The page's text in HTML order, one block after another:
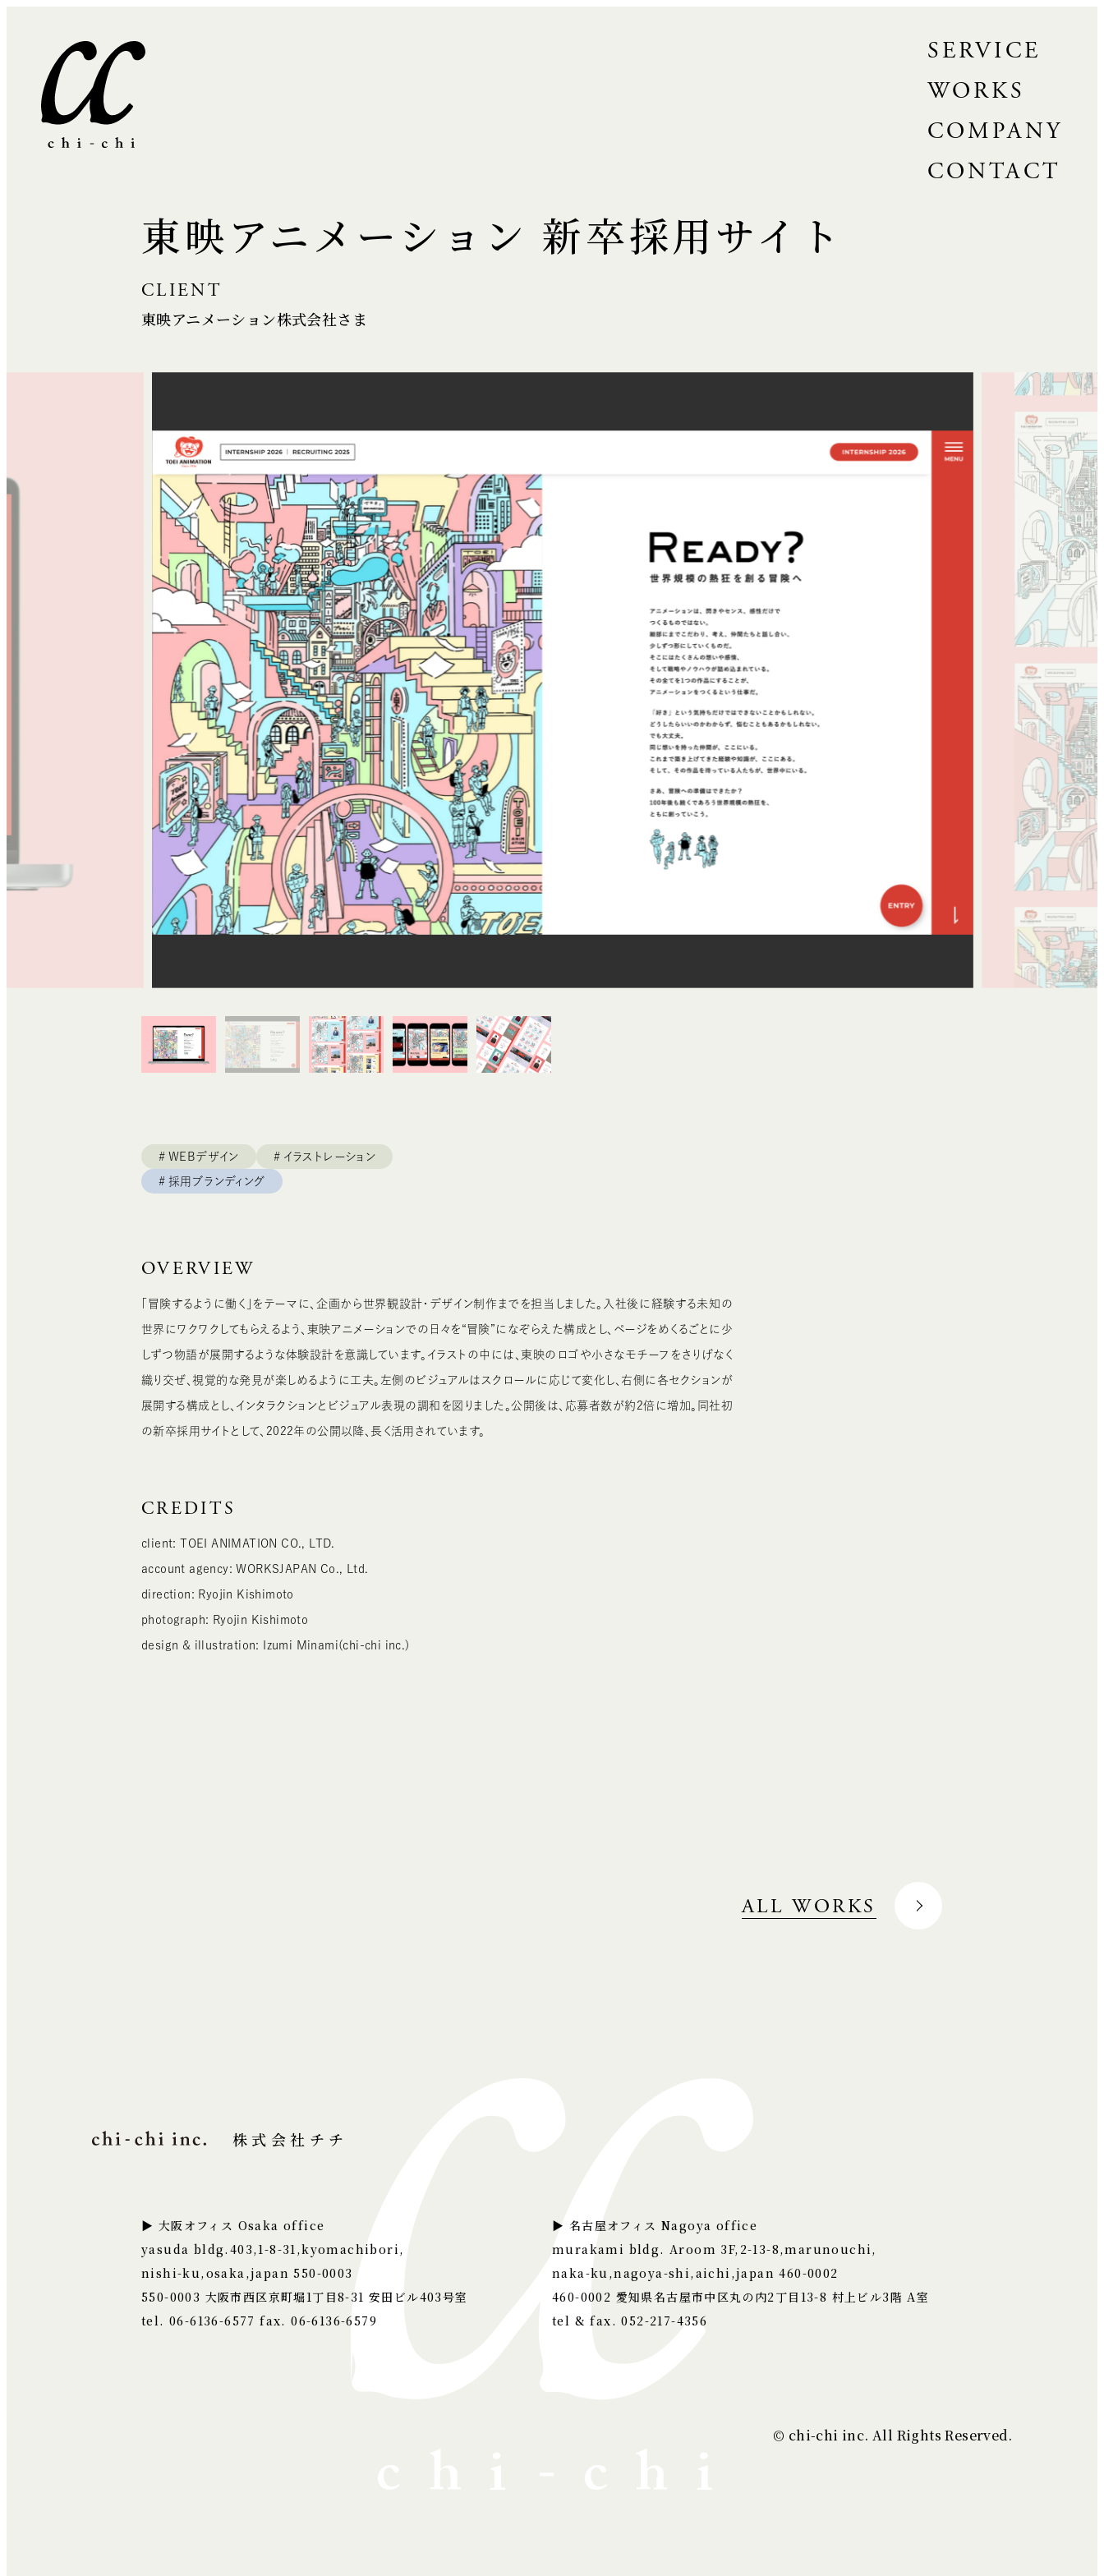
SERVICE
WORKS
COMPANY
CONTACT
東映アニメーション 新卒採用サイト
CLIENT
東映アニメーション株式会社
WEBデザイン イラストレーション
採用ブランディング
OVERVIEW
「冒険するように働く」をテーマに、企画から世界観設計・デザイン制作までを担当しました。入社後に経験する未知の
世界にワクワクしてもらえるよう、東映アニメーションでの日々を“冒険”になぞらえた構成とし、ページをめくるごとに少
しずつ物語が展開するような体験設計を意識しています。イラストの中には、東映のロゴや小さなモチーフをさりげなく
織り交ぜ、視覚的な発見が楽しめるように工夫。左側のビジュアルはスクロールに応じて変化し、右側に各セクションが
展開する構成とし、インタラクションとビジュアル表現の調和を図りました。公開後は、応募者数が約2倍に増加。同社初
の新卒採用サイトとして、2022年の公開以降、長く活用されています。
CREDITS
client: TOEI ANIMATION CO., LTD.
account agency: WORKSJAPAN Co., Ltd.
direction: Ryojin Kishimoto
photograph: Ryojin Kishimoto
design & illustration: Izumi Minami(chi-chi inc.)
ALL WORKS
株式会社チチ
▶ 大阪オフィス Osaka office
yasuda bldg.403,1-8-31,kyomachibori,
nishi-ku,osaka,japan 550-0003
550-0003 大阪市西区京町堀1丁目8-31 安田ビル403号室
tel. 06-6136-6577 fax. 06-6136-6579
▶ 名古屋オフィス Nagoya office
murakami bldg. Aroom 3F,2-13-8,marunouchi,
naka-ku,nagoya-shi,aichi,japan 460-0002
460-0002 愛知県名古屋市中区丸の内2丁目13-8 村上ビル3階 A室
tel & fax. 052-217-4356
© chi-chi inc. All Rights Reserved.